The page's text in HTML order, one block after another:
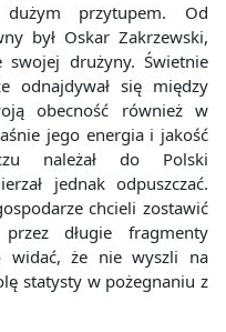
przytupem. Od
był Oskar Zakrzewski,
swojej drużyny. Świetnie
odnajdywał się między
obecność również w
jego energia i jakość
należał do Polski
jednak odpuszczać.
chcieli zostawić
długie fragmenty
widać, że nie wyszli na
statysty w pożegnaniu z